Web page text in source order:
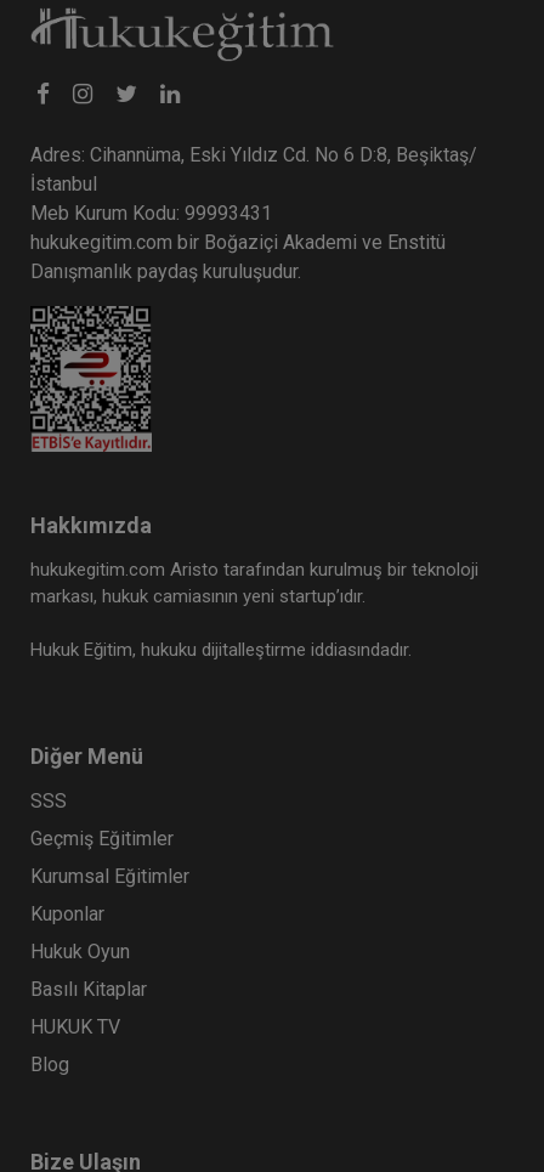
Adres: Cihannüma, Eski Yıldız Cd. No 6 D:8, Beşiktaş/
İstanbul
Meb Kurum Kodu: 99993431
hukukegitim.com bir Boğaziçi Akademi ve Enstitü
Danışmanlık paydaş kuruluşudur.
Hakkımızda
hukukegitim.com Aristo tarafından kurulmuş bir teknoloji
markası, hukuk camiasının yeni startup’ıdır.
Hukuk Eğitim, hukuku dijitalleştirme iddiasındadır.
Diğer Menü
SSS
Geçmiş Eğitimler
Kurumsal Eğitimler
Kuponlar
Hukuk Oyun
Basılı Kitaplar
HUKUK TV
Blog
Bize Ulaşın